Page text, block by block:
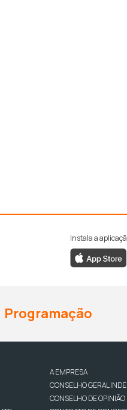
Instala a
Programação
A EMPRESA
CONSELHO GERAL
CONSELHO DE OPINIÃO